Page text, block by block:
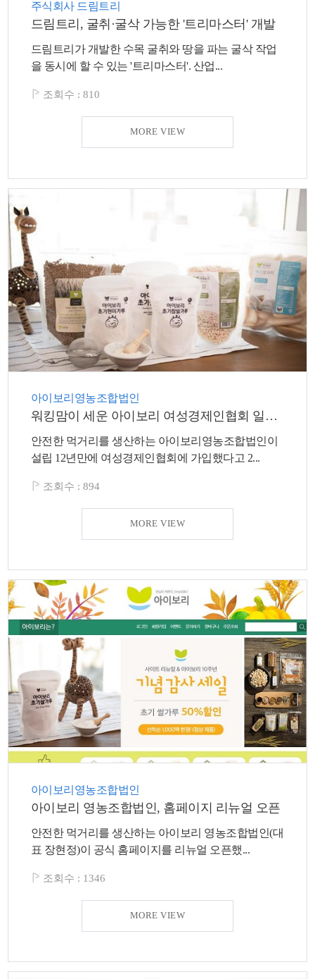
주식회사 드림트리
드림트리, 굴취·굴삭 가능한 '트리마스터' 개발
드림트리가 개발한 수목 굴취와 땅을 파는 굴삭 작업
을 동시에 할 수 있는 '트리마스터'. 산업...
조회수 : 810
MORE VIEW
아이보리영농조합법인
워킹맘이 세운 아이보리 여성경제인협회 일원 되다
안전한 먹거리를 생산하는 아이보리영농조합법인이
설립 12년만에 여성경제인협회에 가입했다고 2...
조회수 : 894
MORE VIEW
아이보리영농조합법인
아이보리 영농조합법인, 홈페이지 리뉴얼 오픈
안전한 먹거리를 생산하는 아이보리 영농조합법인(대
표 장현정)이 공식 홈페이지를 리뉴얼 오픈했...
조회수 : 1346
MORE VIEW